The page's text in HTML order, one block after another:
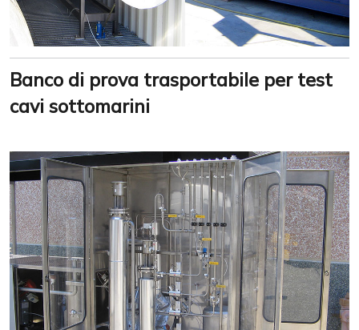
Banco di prova trasportabile per test
cavi sottomarini